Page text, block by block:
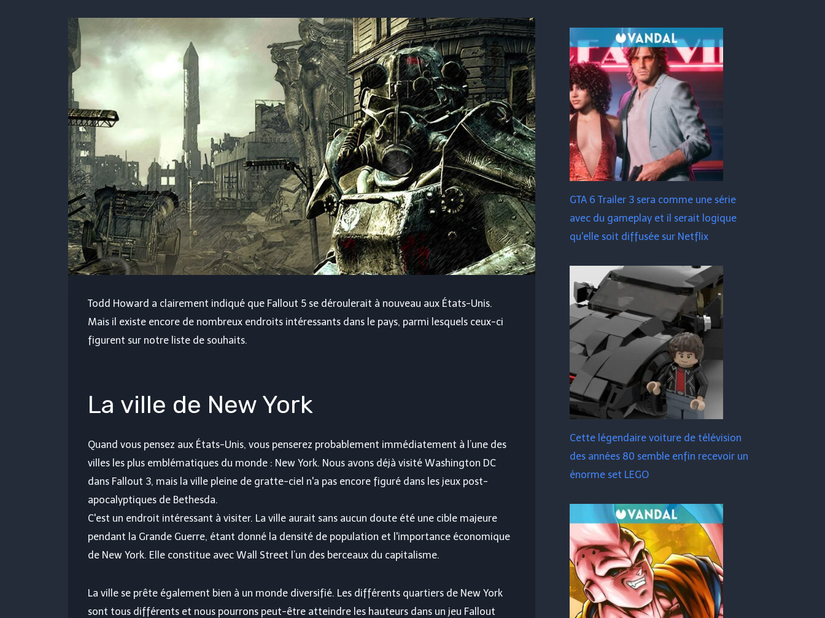
Todd Howard a clairement indiqué que Fallout 5 se déroulerait à nouveau aux États-Unis.
Mais il existe encore de nombreux endroits intéressants dans le pays, parmi lesquels ceux-ci
figurent sur notre liste de souhaits.
La ville de New York
Quand vous pensez aux États-Unis, vous penserez probablement immédiatement à l’une des
villes les plus emblématiques du monde : New York. Nous avons déjà visité Washington DC
dans Fallout 3, mais la ville pleine de gratte-ciel n'a pas encore figuré dans les jeux post-
apocalyptiques de Bethesda.
C'est un endroit intéressant à visiter. La ville aurait sans aucun doute été une cible majeure
pendant la Grande Guerre, étant donné la densité de population et l'importance économique
de New York. Elle constitue avec Wall Street l’un des berceaux du capitalisme.
La ville se prête également bien à un monde diversifié. Les différents quartiers de New York
sont tous différents et nous pourrons peut-être atteindre les hauteurs dans un jeu Fallout
GTA 6 Trailer 3 sera comme une série
avec du gameplay et il serait logique
qu'elle soit diffusée sur Netflix
Cette légendaire voiture de télévision
des années 80 semble enfin recevoir un
énorme set LEGO